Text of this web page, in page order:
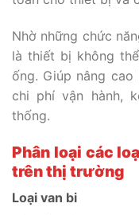
Nhờ những chức
là thiết bị không
ống. Giúp nâng
chi phí vận hành,
thống.
Phân loại các
trên thị trường
Loại van bi